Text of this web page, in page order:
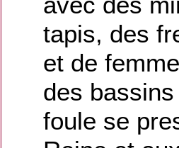
tapis, des
et de
des
foule se